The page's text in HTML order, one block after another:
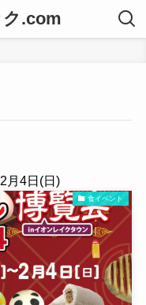
.com
月4日(日)
食イベント